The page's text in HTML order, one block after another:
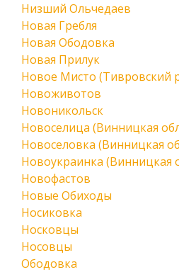
Низший Ольчедаев
Новая Гребля
Новая Ободовка
Новая Прилук
Новое Мисто (Тивровский
Новоживотов
Новоникольск
Новоселица (Винницкая
Новоселовка (Винницкая
Новоукраинка (Винницкая
Новофастов
Новые Обиходы
Носиковка
Носковцы
Носовцы
Ободовка